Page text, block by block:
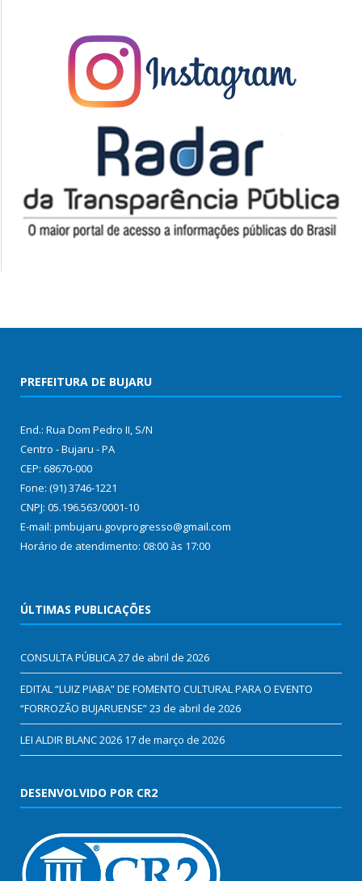
PREFEITURA DE BUJARU
End.: Rua Dom Pedro II, S/N
Centro - Bujaru - PA
CEP: 68670-000
Fone: (91) 3746-1221
CNPJ: 05.196.563/0001-10
E-mail: pmbujaru.govprogresso@gmail.com
Horário de atendimento: 08:00 às 17:00
ÚLTIMAS PUBLICAÇÕES
CONSULTA PÚBLICA27 de abril de 2026
EDITAL “LUIZ PIABA” DE FOMENTO CULTURAL PARA O EVENTO
“FORROZÃO BUJARUENSE”23 de abril de 2026
LEI ALDIR BLANC 2026 17 de março de 2026
DESENVOLVIDO POR CR2